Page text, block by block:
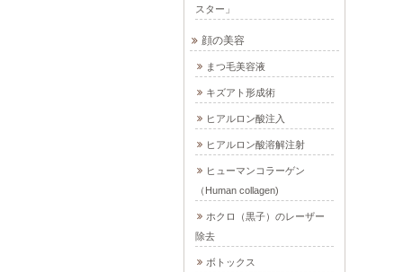
スター」
顔の美容
まつ毛美容液
キズアト形成術
ヒアルロン酸注入
ヒアルロン酸溶解注射
ヒューマンコラーゲン
（Human collagen)
ホクロ（黒子）のレーザー
除去
ボトックス